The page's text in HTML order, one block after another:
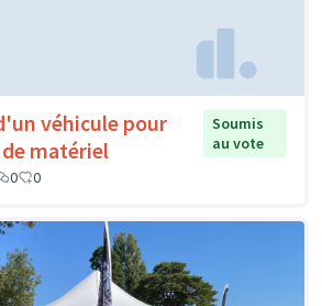
véhicule pour
matériel
Soumis
au vote
0 0